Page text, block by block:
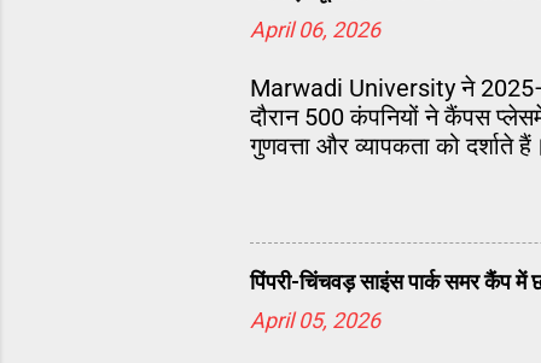
April 06, 2026
Marwadi University ने
दौरान 500 कंपनियों ने कैंपस
गुणवत्ता और व्यापकता को दर्शाते हैं।
पिंपरी-चिंचवड़ साइंस पार्क समर कैंप
April 05, 2026